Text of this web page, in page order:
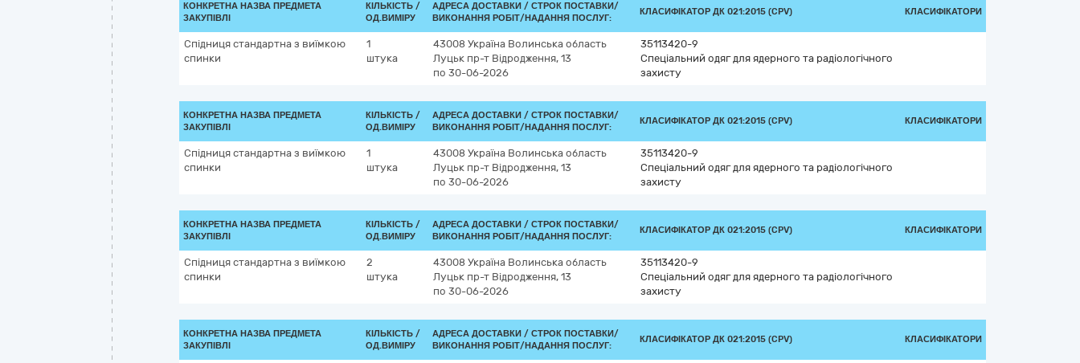
КОНКРЕТНА НАЗВА ПРЕДМЕТА
ЗАКУПІВЛІ
КІЛЬКІСТЬ /
ОД.ВИМІРУ
АДРЕСА ДОСТАВКИ / СТРОК ПОСТАВКИ/
ВИКОНАННЯ РОБІТ/НАДАННЯ ПОСЛУГ:
КЛАСИФІКАТОР ДК 021:2015 (CPV) КЛАСИФІКАТОРИ
Спідниця стандартна з виїмкою
спинки
1
штука
43008 Україна Волинська область
Луцьк пр-т Відродження, 13
по 30-06-2026
35113420-9
Спеціальний одяг для ядерного та радіологічного
захисту
КОНКРЕТНА НАЗВА ПРЕДМЕТА
ЗАКУПІВЛІ
КІЛЬКІСТЬ /
ОД.ВИМІРУ
АДРЕСА ДОСТАВКИ / СТРОК ПОСТАВКИ/
ВИКОНАННЯ РОБІТ/НАДАННЯ ПОСЛУГ:
КЛАСИФІКАТОР ДК 021:2015 (CPV) КЛАСИФІКАТОРИ
Спідниця стандартна з виїмкою
спинки
1
штука
43008 Україна Волинська область
Луцьк пр-т Відродження, 13
по 30-06-2026
35113420-9
Спеціальний одяг для ядерного та радіологічного
захисту
КОНКРЕТНА НАЗВА ПРЕДМЕТА
ЗАКУПІВЛІ
КІЛЬКІСТЬ /
ОД.ВИМІРУ
АДРЕСА ДОСТАВКИ / СТРОК ПОСТАВКИ/
ВИКОНАННЯ РОБІТ/НАДАННЯ ПОСЛУГ:
КЛАСИФІКАТОР ДК 021:2015 (CPV) КЛАСИФІКАТОРИ
Спідниця стандартна з виїмкою
спинки
2
штука
43008 Україна Волинська область
Луцьк пр-т Відродження, 13
по 30-06-2026
35113420-9
Спеціальний одяг для ядерного та радіологічного
захисту
КОНКРЕТНА НАЗВА ПРЕДМЕТА
ЗАКУПІВЛІ
КІЛЬКІСТЬ /
ОД.ВИМІРУ
АДРЕСА ДОСТАВКИ / СТРОК ПОСТАВКИ/
ВИКОНАННЯ РОБІТ/НАДАННЯ ПОСЛУГ:
КЛАСИФІКАТОР ДК 021:2015 (CPV) КЛАСИФІКАТОРИ